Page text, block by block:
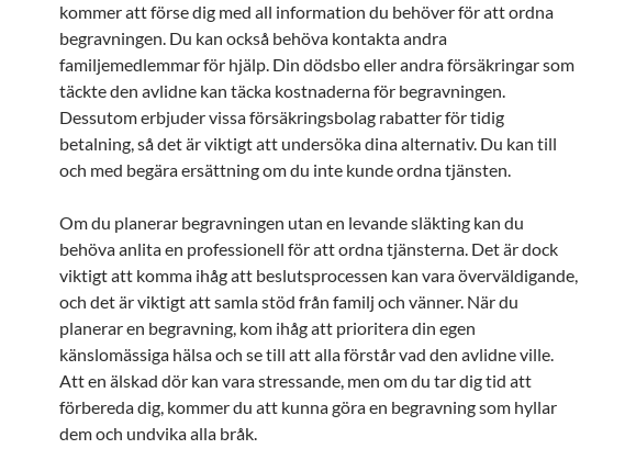
kommer att förse dig med all information du behöver för att ordna
begravningen. Du kan också behöva kontakta andra
familjemedlemmar för hjälp. Din dödsbo eller andra försäkringar som
täckte den avlidne kan täcka kostnaderna för begravningen.
Dessutom erbjuder vissa försäkringsbolag rabatter för tidig
betalning, så det är viktigt att undersöka dina alternativ. Du kan till
och med begära ersättning om du inte kunde ordna tjänsten.
Om du planerar begravningen utan en levande släkting kan du
behöva anlita en professionell för att ordna tjänsterna. Det är dock
viktigt att komma ihåg att beslutsprocessen kan vara överväldigande,
och det är viktigt att samla stöd från familj och vänner. När du
planerar en begravning, kom ihåg att prioritera din egen
känslomässiga hälsa och se till att alla förstår vad den avlidne ville.
Att en älskad dör kan vara stressande, men om du tar dig tid att
förbereda dig, kommer du att kunna göra en begravning som hyllar
dem och undvika alla bråk.